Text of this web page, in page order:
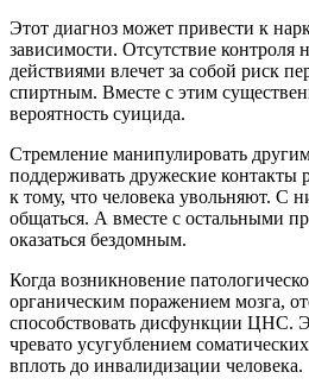
Этот диагноз может привести к
зависимости. Отсутствие контроля
действиями влечет за собой риск
спиртным. Вместе с этим
вероятность суицида.
Стремление манипулировать
поддерживать дружеские контакты
к тому, что человека увольняют. С
общаться. А вместе с остальными
оказаться бездомным.
Когда возникновение
органическим поражением мозга,
способствовать дисфункции ЦНС.
чревато усугублением
вплоть до инвалидизации человека.